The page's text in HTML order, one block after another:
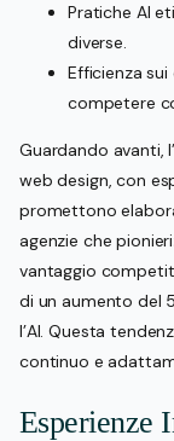
Pratiche AI
diverse.
Efficienza
competere
Guardando avanti,
web design, con
promettono
agenzie che
vantaggio
di un aumento del
l’AI. Questa
continuo e
Esperienze